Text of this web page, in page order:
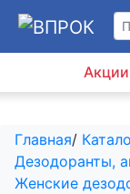
Акции
Главная/
Дезодоранты,
Женские